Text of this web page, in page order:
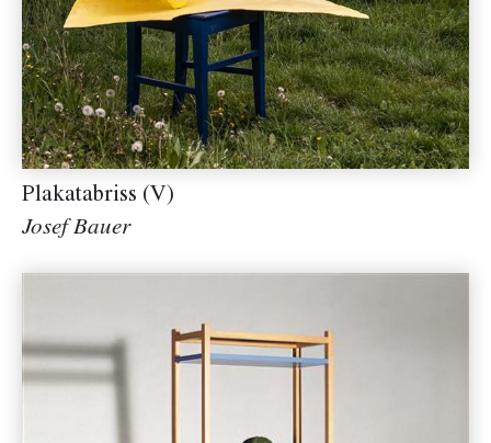
Plakatabriss (V)
Josef Bauer